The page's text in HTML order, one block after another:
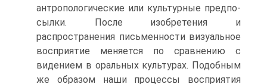
антропологические или культурные предпо­
сылки. После изобретения и
распространения письменности визуаль­ное
восприятие меняется по сравнению с
видением в оральных куль­турах. Подобным
же образом наши процессы восприятия